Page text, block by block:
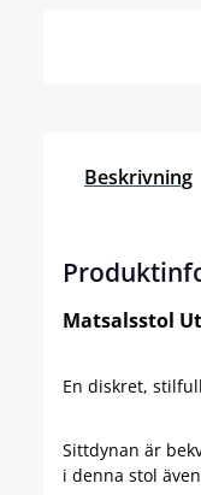
Beskrivning
Matsalsstol
En diskret,
Sittdynan är
i denna stol